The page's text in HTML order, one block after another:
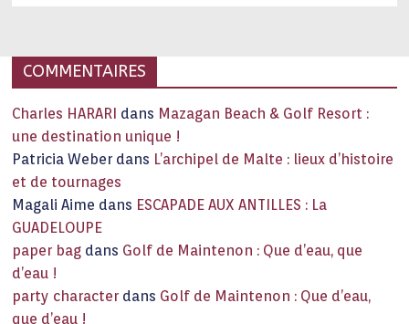
COMMENTAIRES
Charles HARARI dans Mazagan Beach & Golf Resort :
une destination unique !
Patricia Weber dans L’archipel de Malte : lieux d’histoire
et de tournages
Magali Aime dans ESCAPADE AUX ANTILLES : La
GUADELOUPE
paper bag dans Golf de Maintenon : Que d’eau, que
d’eau !
party character dans Golf de Maintenon : Que d’eau,
que d’eau !